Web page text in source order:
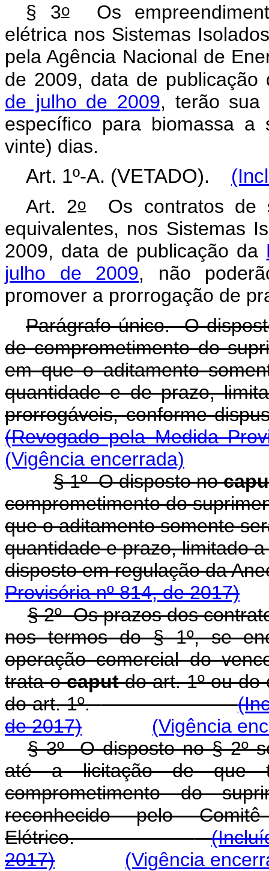
§ 3oOs
elétrica nos Sistemas
pela Agência Nacional de
de 2009, data de
de julho de 2009, terão sua
específico para biomassa
vinte) dias.
Art. 1º-A. (VETADO).
Art. 2oOs contratos de
equivalentes, nos Sistemas
2009, data de publicação da
julho de 2009, não
promover a prorrogação de
Parágrafo único. O
de comprometimento do
em que o aditamento
quantidade e de prazo,
prorrogáveis, conforme
(Revogado pela Medida
(Vigência encerrada)
§ 1º O disposto no
comprometimento do
que o aditamento somente
quantidade e prazo, limitado
disposto em regulação da
Provisória nº 814, de 2017)
§ 2º Os prazos dos
nos termos do § 1º, se
operação comercial do
trata ocaputdo art. 1º ou do
do art. 1º.
de 2017)
(Vigência
§ 3º O disposto no § 2º
até a licitação de que
comprometimento do
reconhecido pelo
Elétrico.
2017)
(Vigência